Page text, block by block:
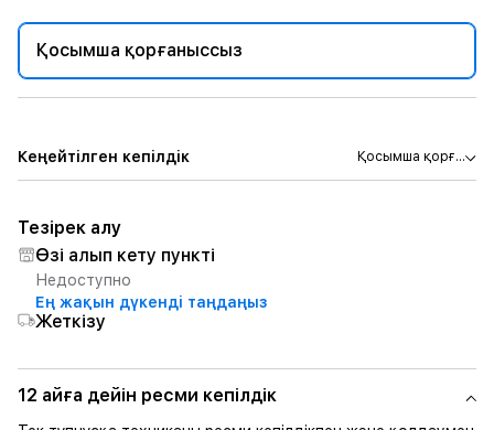
Қосымша қорғаныссыз
Кеңейтілген кепілдік Қосымша қорғ...
Тезірек алу
Өзі алып кету пункті
Недоступно
Ең жақын дүкенді таңдаңыз
Жеткізу
12 айға дейін ресми кепілдік